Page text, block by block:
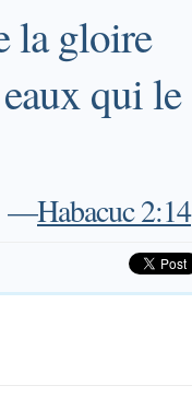
la gloire
qui le
—Habacuc 2:14